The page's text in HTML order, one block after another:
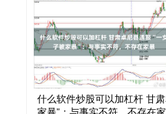
什么软件炒股可以加杠杆 甘
家暴”：与事实不符，不存在